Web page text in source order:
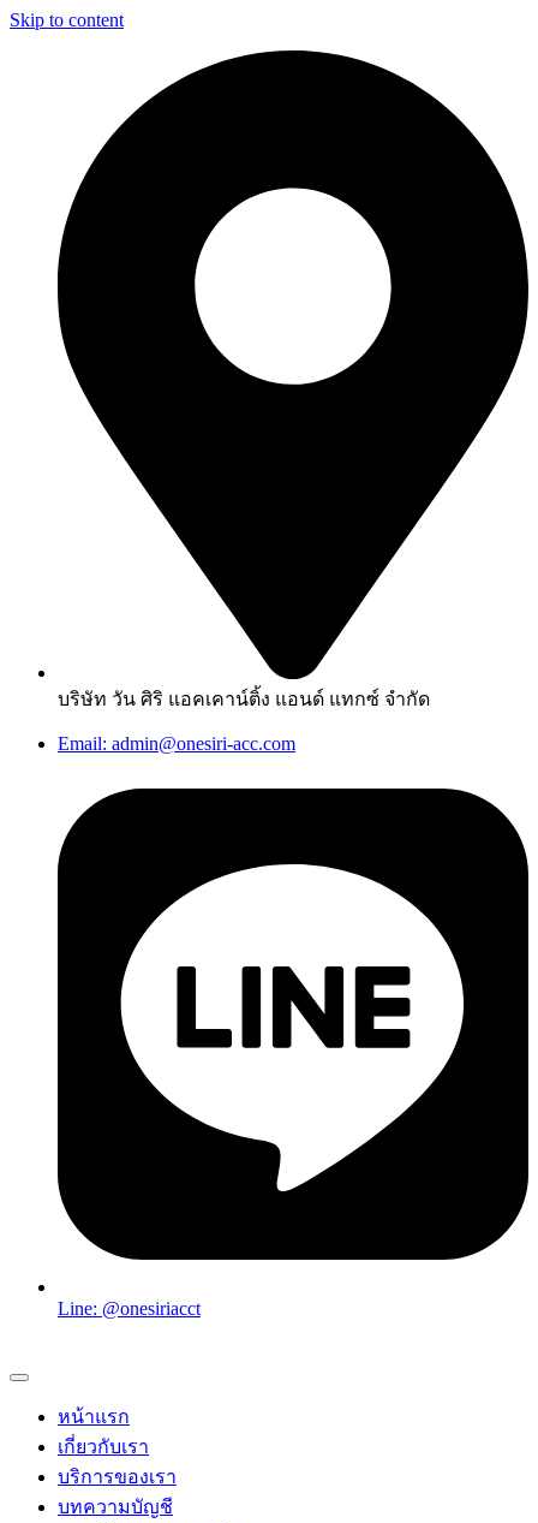
Skip to content
บริษัท วัน ศิริ แอคเคาน์ติ้ง แอนด์ แทกซ์ จำกัด
Email: admin@onesiri-acc.com
Line: @onesiriacct
หน้าแรก
เกี่ยวกับเรา
บริการของเรา
บทความบัญชี